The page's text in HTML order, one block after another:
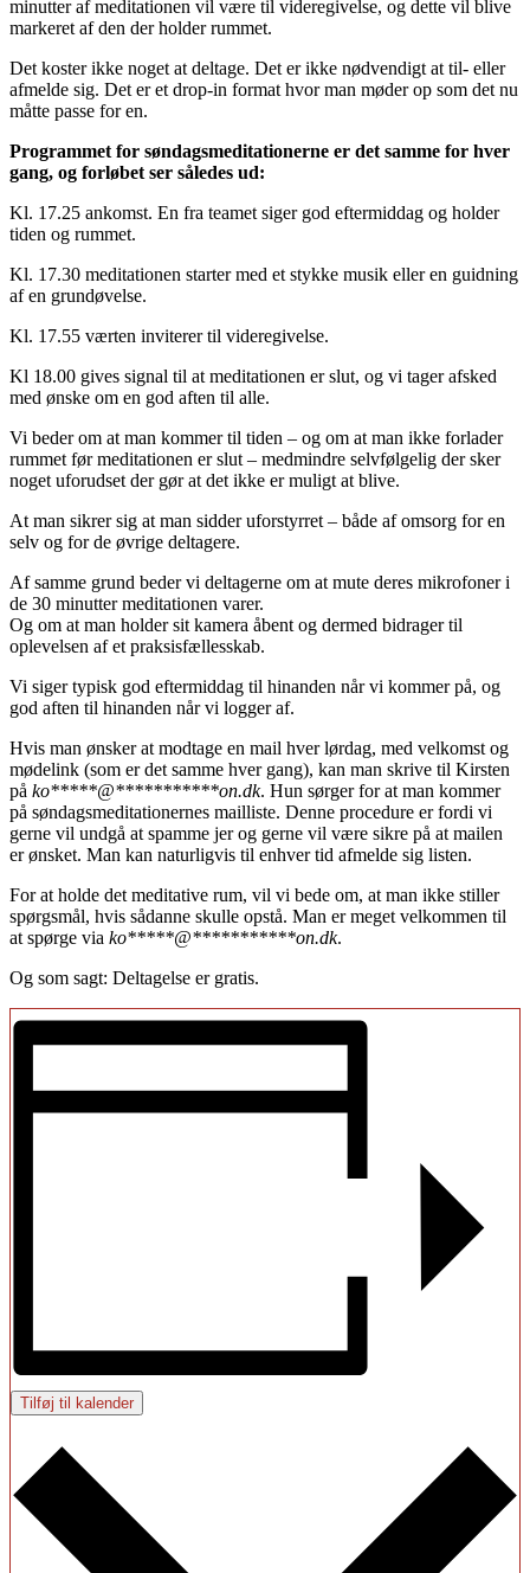
minutter af meditationen vil være til videregivelse, og dette vil blive
markeret af den der holder rummet.
Det koster ikke noget at deltage. Det er ikke nødvendigt at til- eller
afmelde sig. Det er et drop-in format hvor man møder op som det nu
måtte passe for en.
Programmet for søndagsmeditationerne er det samme for hver
gang, og forløbet ser således ud:
Kl. 17.25 ankomst. En fra teamet siger god eftermiddag og holder
tiden og rummet.
Kl. 17.30 meditationen starter med et stykke musik eller en guidning
af en grundøvelse.
Kl. 17.55 værten inviterer til videregivelse.
Kl 18.00 gives signal til at meditationen er slut, og vi tager afsked
med ønske om en god aften til alle.
Vi beder om at man kommer til tiden – og om at man ikke forlader
rummet før meditationen er slut – medmindre selvfølgelig der sker
noget uforudset der gør at det ikke er muligt at blive.
At man sikrer sig at man sidder uforstyrret – både af omsorg for en
selv og for de øvrige deltagere.
Af samme grund beder vi deltagerne om at mute deres mikrofoner i
de 30 minutter meditationen varer.
Og om at man holder sit kamera åbent og dermed bidrager til
oplevelsen af et praksisfællesskab.
Vi siger typisk god eftermiddag til hinanden når vi kommer på, og
god aften til hinanden når vi logger af.
Hvis man ønsker at modtage en mail hver lørdag, med velkomst og
mødelink (som er det samme hver gang), kan man skrive til Kirsten
på ko*****@***********on.dk. Hun sørger for at man kommer
på søndagsmeditationernes mailliste. Denne procedure er fordi vi
gerne vil undgå at spamme jer og gerne vil være sikre på at mailen
er ønsket. Man kan naturligvis til enhver tid afmelde sig listen.
For at holde det meditative rum, vil vi bede om, at man ikke stiller
spørgsmål, hvis sådanne skulle opstå. Man er meget velkommen til
at spørge via ko*****@***********on.dk.
Og som sagt: Deltagelse er gratis.
Tilføj til kalender